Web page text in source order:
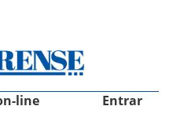
line Entrar